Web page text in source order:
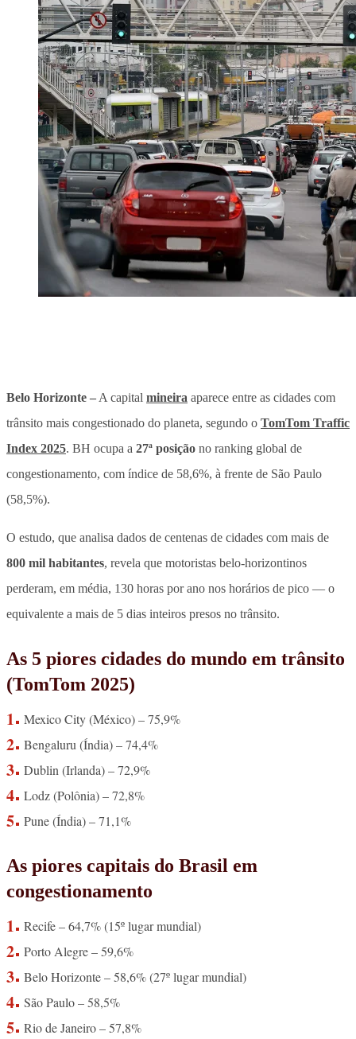
Belo Horizonte – A capital mineira aparece entre as cidades com
trânsito mais congestionado do planeta, segundo o TomTom Traffic
Index 2025. BH ocupa a 27ª posição no ranking global de
congestionamento, com índice de 58,6%, à frente de São Paulo
(58,5%).
O estudo, que analisa dados de centenas de cidades com mais de
800 mil habitantes, revela que motoristas belo-horizontinos
perderam, em média, 130 horas por ano nos horários de pico — o
equivalente a mais de 5 dias inteiros presos no trânsito.
As 5 piores cidades do mundo em trânsito
(TomTom 2025)
Mexico City (México) – 75,9%
Bengaluru (Índia) – 74,4%
Dublin (Irlanda) – 72,9%
Lodz (Polônia) – 72,8%
Pune (Índia) – 71,1%
As piores capitais do Brasil em
congestionamento
Recife – 64,7% (15º lugar mundial)
Porto Alegre – 59,6%
Belo Horizonte – 58,6% (27º lugar mundial)
São Paulo – 58,5%
Rio de Janeiro – 57,8%